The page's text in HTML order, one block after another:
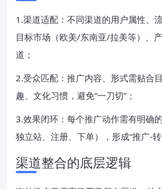
1.渠道适配：不同渠道的用户属性、
目标市场（欧美/东南亚/拉美等）、
道；
2.受众匹配：推广内容、形式需贴合
趣、文化习惯，避免“一刀切”；
3.效果闭环：每个推广动作需有明确
独立站、注册、下单），形成“推广-转
渠道整合的底层逻辑